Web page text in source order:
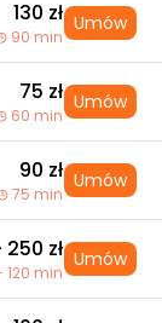
130 zł
90 min
Umów
75 zł
60 min
Umów
90 zł
75 min
Umów
zł
120 min
Umów